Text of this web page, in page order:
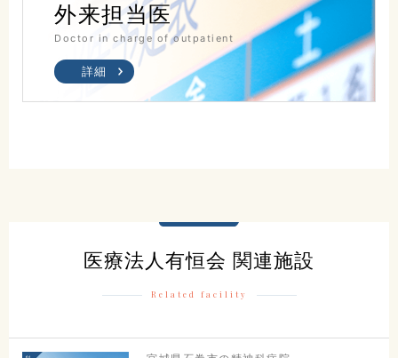
外来担当医
Doctor in charge of outpatient
詳細
医療法人有恒会 関連施設
Related facility